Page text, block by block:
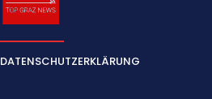
DATENSCHUTZERKLÄRUNG